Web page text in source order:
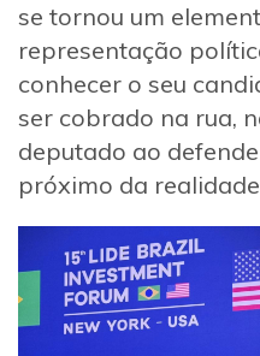
se tornou um
representação
conhecer o seu
ser cobrado na rua,
deputado ao
próximo da